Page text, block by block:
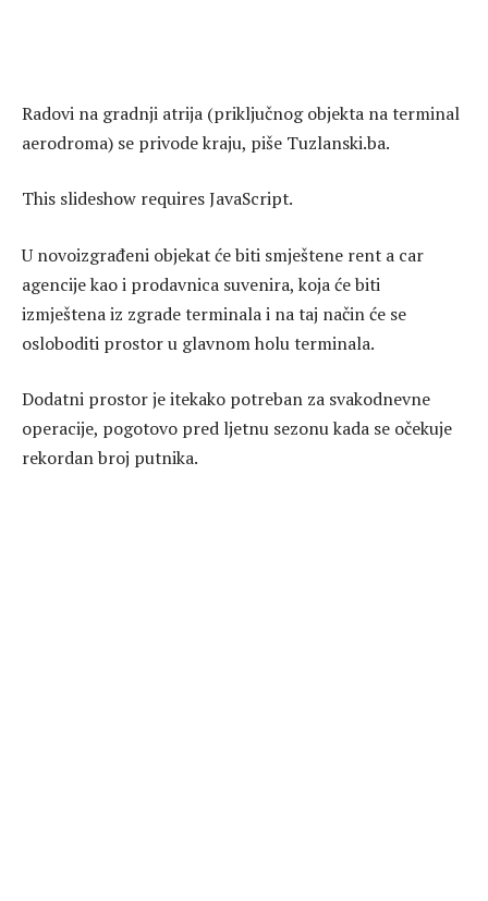
Radovi na gradnji atrija (priključnog objekta na terminal
aerodroma) se privode kraju, piše Tuzlanski.ba.
This slideshow requires JavaScript.
U novoizgrađeni objekat će biti smještene rent a car
agencije kao i prodavnica suvenira, koja će biti
izmještena iz zgrade terminala i na taj način će se
osloboditi prostor u glavnom holu terminala.
Dodatni prostor je itekako potreban za svakodnevne
operacije, pogotovo pred ljetnu sezonu kada se očekuje
rekordan broj putnika.